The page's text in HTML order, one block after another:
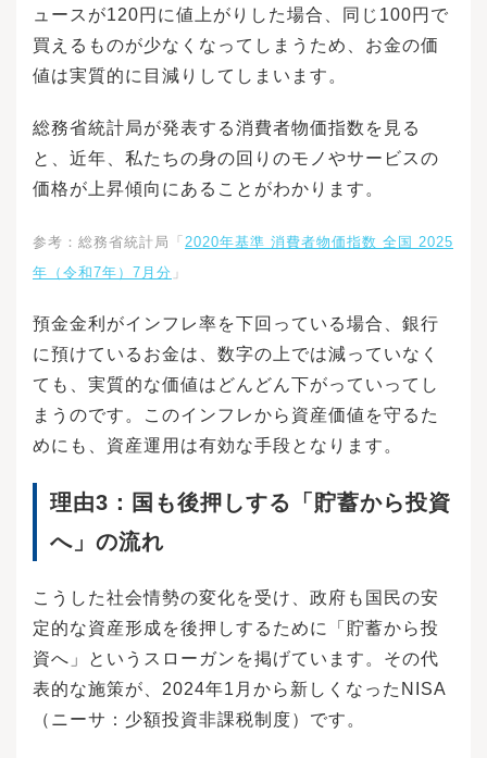
ュースが120円に値上がりした場合、同じ100円で
買えるものが少なくなってしまうため、お金の価
値は実質的に目減りしてしまいます。
総務省統計局が発表する消費者物価指数を見る
と、近年、私たちの身の回りのモノやサービスの
価格が上昇傾向にあることがわかります。
参考：総務省統計局「 2020年基準 消費者物価指数 全国 2025
年（令和7年）7月分 」
預金金利がインフレ率を下回っている場合、銀行
に預けているお金は、数字の上では減っていなく
ても、実質的な価値はどんどん下がっていってし
まうのです。このインフレから資産価値を守るた
めにも、資産運用は有効な手段となります。
理由3：国も後押しする「貯蓄から投資
へ」の流れ
こうした社会情勢の変化を受け、政府も国民の安
定的な資産形成を後押しするために「貯蓄から投
資へ」というスローガンを掲げています。その代
表的な施策が、2024年1月から新しくなったNISA
（ニーサ：少額投資非課税制度）です。